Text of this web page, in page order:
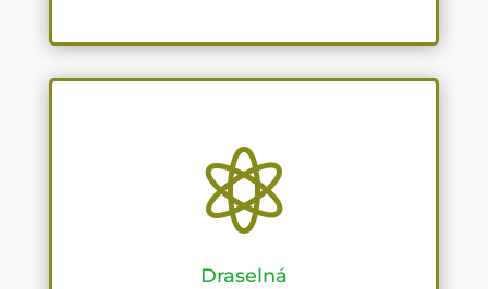

Draselná